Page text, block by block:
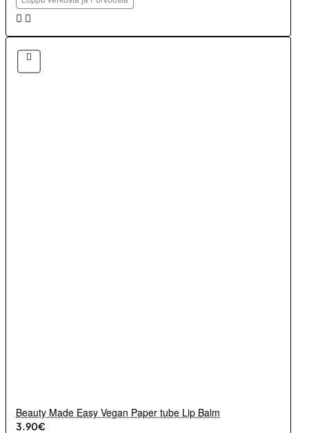
Beauty Made Easy Vegan Paper tube Lip Balm
3.90€